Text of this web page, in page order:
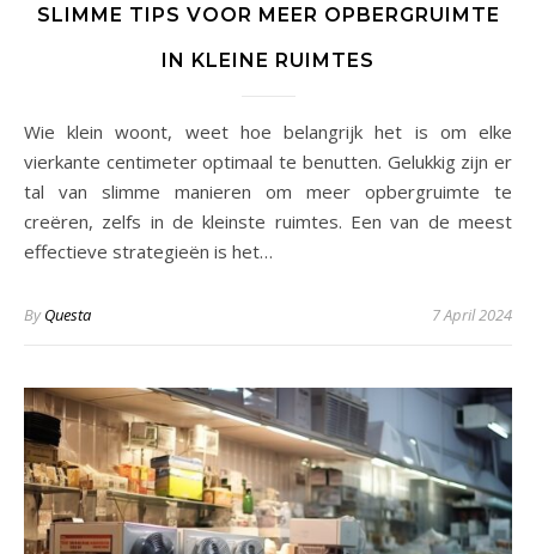
SLIMME TIPS VOOR MEER OPBERGRUIMTE
IN KLEINE RUIMTES
Wie klein woont, weet hoe belangrijk het is om elke
vierkante centimeter optimaal te benutten. Gelukkig zijn er
tal van slimme manieren om meer opbergruimte te
creëren, zelfs in de kleinste ruimtes. Een van de meest
effectieve strategieën is het…
ByQuesta 7 April 2024